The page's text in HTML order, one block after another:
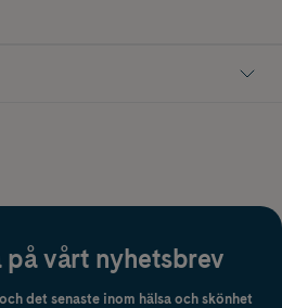
på vårt nyhetsbrev
det senaste inom hälsa och skönhet